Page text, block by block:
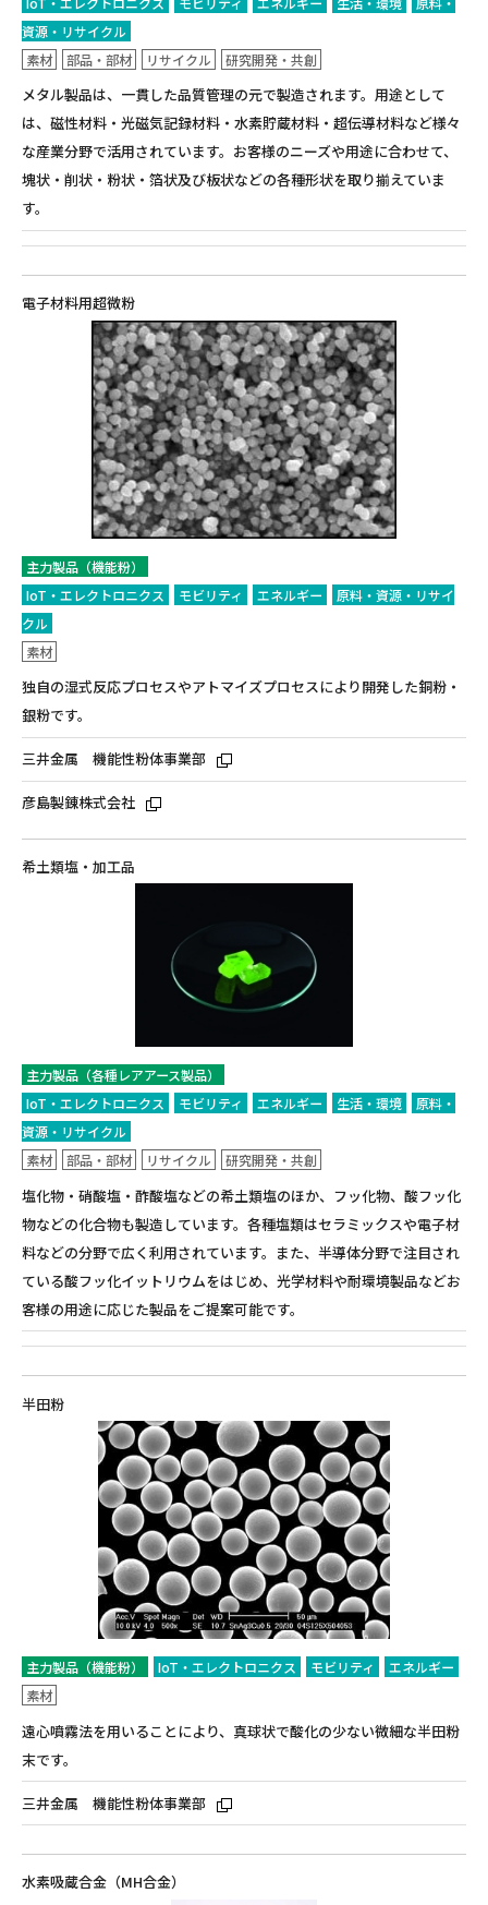
資源・リサイクル
素材
部品・部材 リサイクル 研究開発・共創
メタル製品は、一貫した品質管理の元で製造されます。用途として
は、磁性材料・光磁気記録材料・水素貯蔵材料・超伝導材料など様々
な産業分野で活用されています。お客様のニーズや用途に合わせて、
塊状・削状・粉状・箔状及び板状などの各種形状を取り揃えていま
す。
電子材料用超微粉
主力製品（機能粉）
IoT・エレクトロニクス
モビリティ エネルギー
原料・資源・リサイ
クル
素材
独自の湿式反応プロセスやアトマイズプロセスにより開発した銅粉・
銀粉です。
三井金属 機能性粉体事業部
彦島製錬株式会社
希土類塩・加工品
主力製品（各種レアアース製品）
IoT・エレクトロニクス
モビリティ エネルギー 生活・環境
原料・
資源・リサイクル
素材
部品・部材 リサイクル 研究開発・共創
塩化物・硝酸塩・酢酸塩などの希土類塩のほか、フッ化物、酸フッ化
物などの化合物も製造しています。各種塩類はセラミックスや電子材
料などの分野で広く利用されています。また、半導体分野で注目され
ている酸フッ化イットリウムをはじめ、光学材料や耐環境製品などお
客様の用途に応じた製品をご提案可能です。
半田粉
主力製品（機能粉） IoT・エレクトロニクス モビリティ
エネルギー
素材
遠心噴霧法を用いることにより、真球状で酸化の少ない微細な半田粉
末です。
三井金属 機能性粉体事業部
水素吸蔵合金（MH合金）